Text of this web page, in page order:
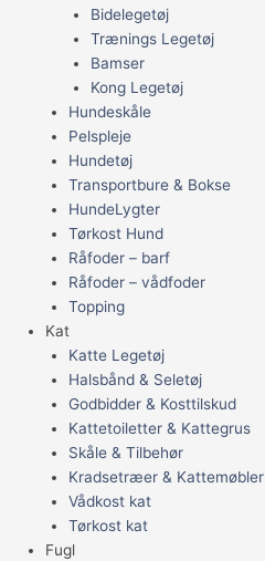
Bidelegetøj
Trænings Legetøj
Bamser
Kong Legetøj
Hundeskåle
Pelspleje
Hundetøj
Transportbure & Bokse
HundeLygter
Tørkost Hund
Råfoder – barf
Råfoder – vådfoder
Topping
Kat
Katte Legetøj
Halsbånd & Seletøj
Godbidder & Kosttilskud
Kattetoiletter & Kattegrus
Skåle & Tilbehør
Kradsetræer & Kattemøbler
Vådkost kat
Tørkost kat
Fugl